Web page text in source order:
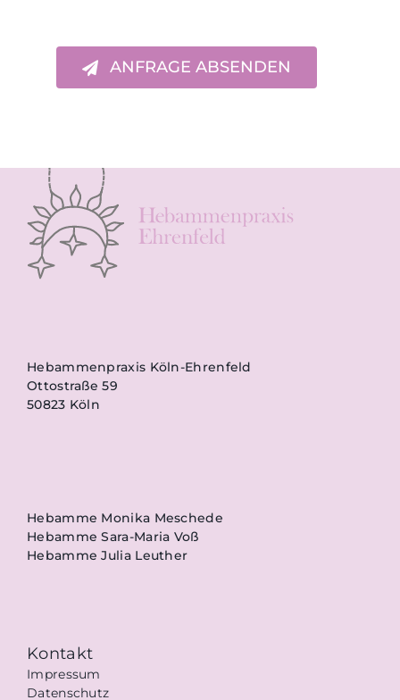
ANFRAGE ABSENDEN
Hebammenpraxis Köln-Ehrenfeld
Ottostraße 59
50823 Köln
Hebamme Monika Meschede
Hebamme Sara-Maria Voß
Hebamme Julia Leuther
Kontakt
Impressum
Datenschutz